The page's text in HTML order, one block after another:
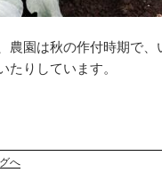
農園は秋の作付時期で、
たりしています。
へ